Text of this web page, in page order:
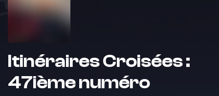
Itinéraires Croisées :
47ième numéro